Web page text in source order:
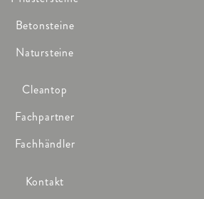
Betonsteine
Natursteine
Cleantop
Fachpartner
Fachhändler
Kontakt